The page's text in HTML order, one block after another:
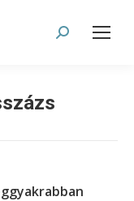
Search: